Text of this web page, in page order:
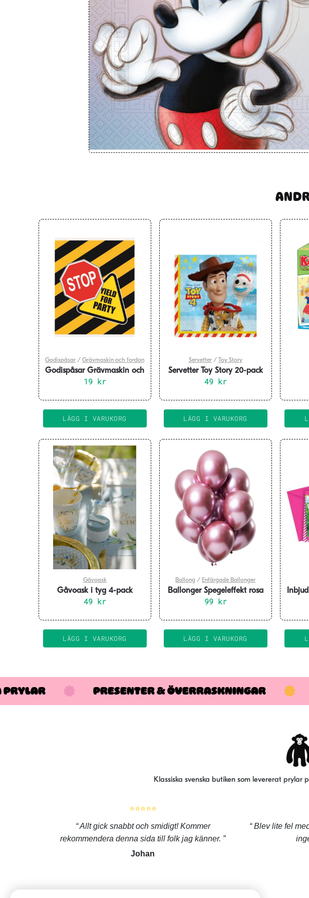
Godispåsar /Grävmaskin och fordon
Godispåsar Grävmaskin och
fordon 8-pack
19 kr
LÄGG I VARUKORG
Servetter/ Toy Story
Servetter Toy Story 20-pack
49 kr
LÄGG I VARUKORG
Gåvoask
Gåvoask i tyg 4-pack
naturfärgade
49 kr
LÄGG I VARUKORG
Ballong / Enfärgade Ballonger
Ballonger Spegeleffekt rosa
33 cm 12-pack
99 kr
LÄGG I VARUKORG
PRYLAR PRESENTER & ÖVERRASKNINGAR
Klassiska svenska butiken som levererat
⭐⭐⭐⭐⭐
Allt gick snabbt och smidigt! Kommer
rekommendera denna sida till folk jag känner.
Johan
Blev lite fel